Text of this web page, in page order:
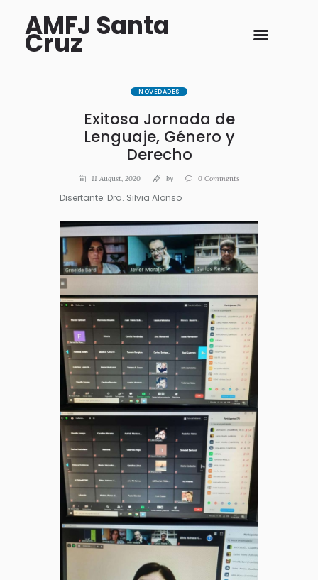
AMFJ Santa
Cruz
NOVEDADES
Exitosa Jornada de
Lenguaje, Género y
Derecho
11 August, 2020 by 0 Comments
Disertante: Dra. Silvia Alonso